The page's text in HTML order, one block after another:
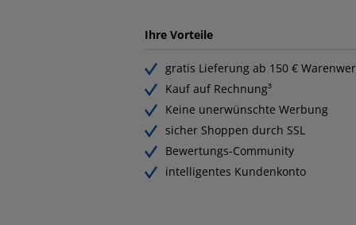
Ihre Vorteile
gratis Lieferung ab 150 €
Kauf auf Rechnung³
Keine unerwünschte Werbung
sicher Shoppen durch SSL
Bewertungs-Community
intelligentes Kundenkonto